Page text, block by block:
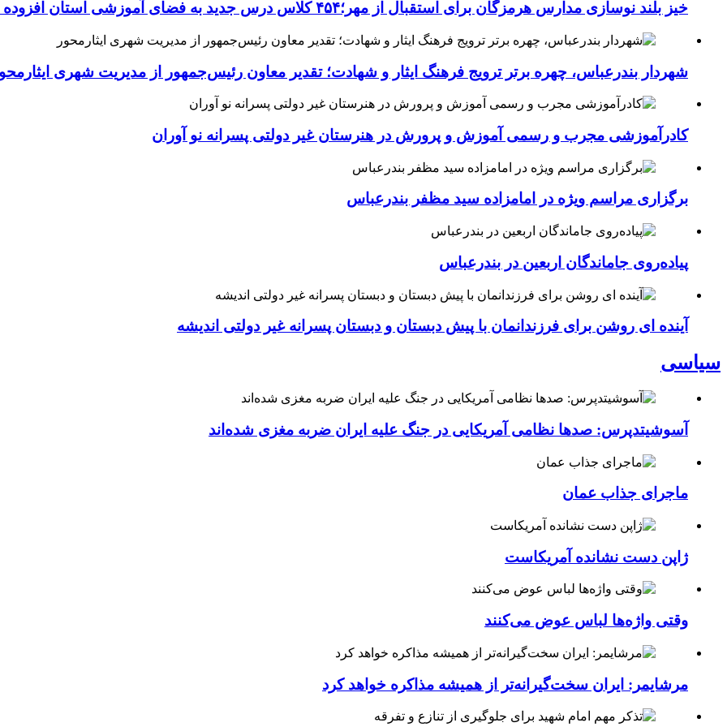
خیز بلند نوسازی مدارس هرمزگان برای استقبال از مهر؛۴۵۴ کلاس درس جدید به فضای آموزشی استان افزوده می‌شود
شهردار بندرعباس، چهره برتر ترویج فرهنگ ایثار و شهادت؛ تقدیر معاون رئیس‌جمهور از مدیریت شهری
کادرآموزشی مجرب و رسمی آموزش و پرورش در هنرستان غیر دولتی پسرانه نو آوران
برگزاری مراسم ویژه در امامزاده سید مظفر بندرعباس
پیاده‌روی جاماندگان اربعین در بندرعباس
آینده ای روشن برای فرزندانمان با پیش دبستان و دبستان پسرانه غیر دولتی اندیشه
سیاسی
آسوشیتدپرس: صدها نظامی آمریکایی در جنگ علیه ایران ضربه مغزی شده‌اند
ماجرای جذاب عمان
ژاپن دست نشانده آمریکاست
وقتی واژه‌ها لباس عوض می‌کنند
مرشایمر: ایران سخت‌گیرانه‌تر از همیشه مذاکره خواهد کرد